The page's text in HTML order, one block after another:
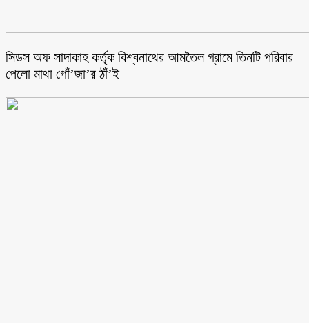
সিডস অফ সাদাকাহ কর্তৃক বিশ্বনাথের আমতৈল গ্রামে তিনটি পরিবার
পেলো মাথা গোঁ’জা’র ঠাঁ’ই